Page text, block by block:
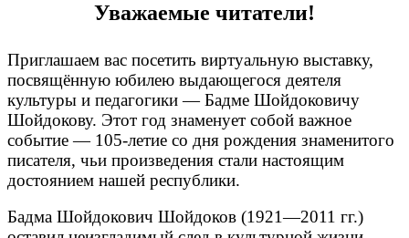
Уважаемые читатели!
Приглашаем вас посетить виртуальную выставку,
посвящённую юбилею выдающегося деятеля
культуры и педагогики — Бадме Шойдоковичу
Шойдокову. Этот год знаменует собой важное
событие — 105-летие со дня рождения знаменитого
писателя, чьи произведения стали настоящим
достоянием нашей республики.
Бадма Шойдокович Шойдоков (1921—2011 гг.)